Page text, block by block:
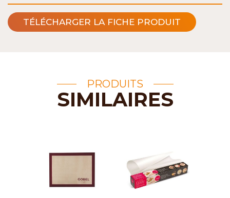
TÉLÉCHARGER LA FICHE PRODUIT
PRODUITS
SIMILAIRES